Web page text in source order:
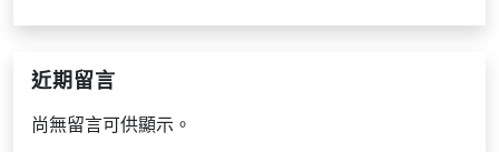
近期留言
尚無留言可供顯示。